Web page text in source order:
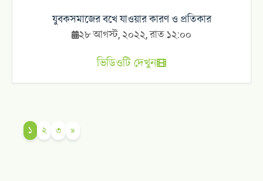
যুবকসমাজের বখে যাওয়ার কারণ ও প্রতিকার
২৮ আগস্ট, ২০২২, রাত ১২:০০
ভিডিওটি দেখুন
১ ২ ৩ »